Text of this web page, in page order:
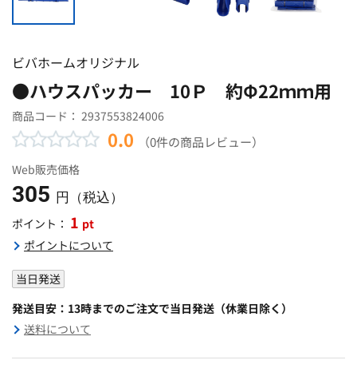
ビバホームオリジナル
●ハウスパッカー 10Ｐ 約Φ22ｍｍ用
商品コード： 2937553824006
0.0 （0件の商品レビュー）
Web販売価格
305 円（税込）
ポイント： 1 pt
ポイントについて
当日発送
発送目安：13時までのご注文で当日発送（休業日除く）
送料について